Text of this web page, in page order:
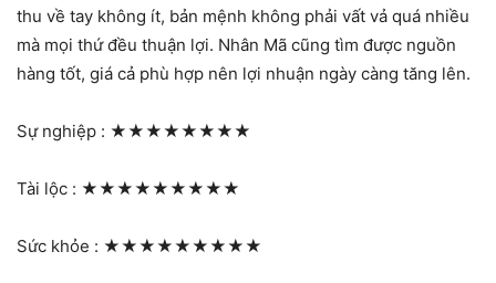
thu về tay không ít, bản mệnh không phải vất vả quá nhiều
mà mọi thứ đều thuận lợi. Nhân Mã cũng tìm được nguồn
hàng tốt, giá cả phù hợp nên lợi nhuận ngày càng tăng lên.
Sự nghiệp : ★★★★★★★★
Tài lộc : ★★★★★★★★★
Sức khỏe : ★★★★★★★★★